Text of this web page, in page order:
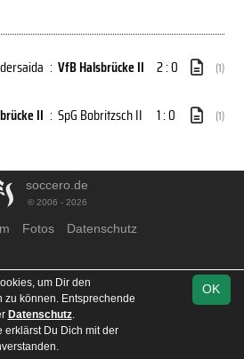
: VfB Halsbrücke II 2 : 0 (1)
II : SpG Bobritzsch II 1 : 0 (1)
soccero.de
© 2006 - 2026
Fotos Datenschutz
OK
um Dir den
zu können. Entsprechende
Datenschutz.
erklärst Du Dich mit der